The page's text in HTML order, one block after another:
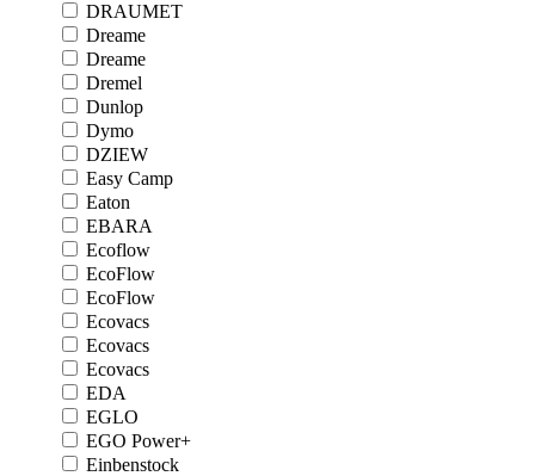
DRAUMET
Dreame
Dreame
Dremel
Dunlop
Dymo
DZIEW
Easy Camp
Eaton
EBARA
Ecoflow
EcoFlow
EcoFlow
Ecovacs
Ecovacs
Ecovacs
EDA
EGLO
EGO Power+
Einbenstock